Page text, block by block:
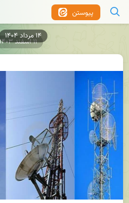
۱۴ مرداد ۱۴۰۴
پیوستن
۱۱ اسفند ۱۴۰۳